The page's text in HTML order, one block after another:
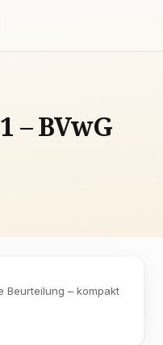
– BVwG
Beurteilung – kompakt